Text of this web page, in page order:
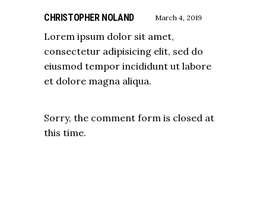
CHRISTOPHER NOLAND March 4, 2019
Lorem ipsum dolor sit amet,
consectetur adipisicing elit, sed do
eiusmod tempor incididunt ut labore
et dolore magna aliqua.
Sorry, the comment form is closed at
this time.